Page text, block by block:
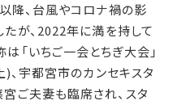
降、台風やコロナ禍の影
が、2022年に満を持して
「いちご一会とちぎ大会」
宇都宮市のカンセキスタ
ご夫妻も臨席され、スタ